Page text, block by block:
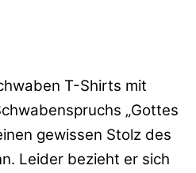
T-Shirts mit
„Gottes
gewissen Stolz des
Leider bezieht er sich